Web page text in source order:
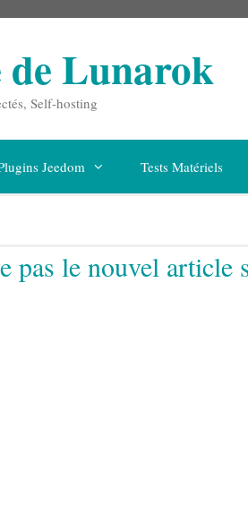
Lunarok
Self-hosting
Jeedom Tests Matériels
pas le nouvel article